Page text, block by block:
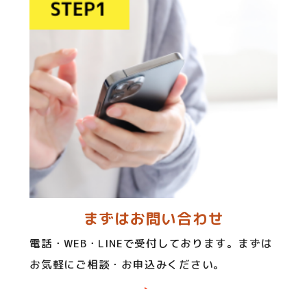
まずはお問い合わせ
電話・WEB・LINEで受付しております。まずは
お気軽にご相談・お申込みください。